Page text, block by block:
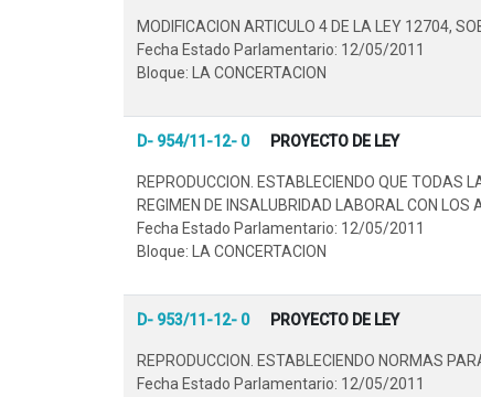
MODIFICACION ARTICULO 4 DE LA LEY 12704,
Fecha Estado Parlamentario: 12/05/2011
Bloque: LA CONCERTACION
D- 954/11-12- 0 PROYECTO DE LEY
REPRODUCCION. ESTABLECIENDO QUE TODAS
REGIMEN DE INSALUBRIDAD LABORAL CON LOS
Fecha Estado Parlamentario: 12/05/2011
Bloque: LA CONCERTACION
D- 953/11-12- 0 PROYECTO DE LEY
REPRODUCCION. ESTABLECIENDO NORMAS
Fecha Estado Parlamentario: 12/05/2011